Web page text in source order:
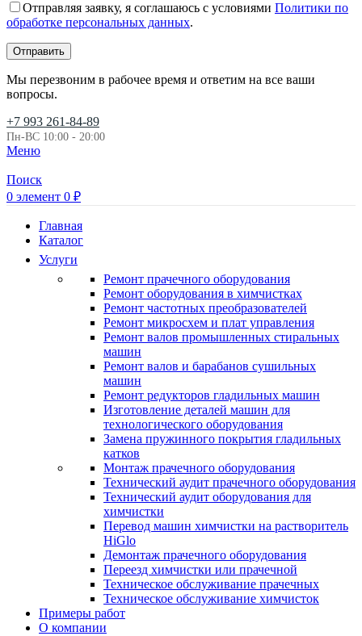
Отправляя заявку, я соглашаюсь с условиями Политики по
обработке персональных данных.
Мы перезвоним в рабочее время и ответим на все ваши
вопросы.
+7 993 261-84-89
Пн-ВС 10:00 - 20:00
Меню
Поиск
0 элемент 0 ₽
Главная
Каталог
Услуги
Ремонт прачечного оборудования
Ремонт оборудования в химчистках
Ремонт частотных преобразователей
Ремонт микросхем и плат управления
Ремонт валов промышленных стиральных
машин
Ремонт валов и барабанов сушильных
машин
Ремонт редукторов гладильных машин
Изготовление деталей машин для
технологического оборудования
Замена пружинного покрытия гладильных
катков
Монтаж прачечного оборудования
Технический аудит прачечного оборудования
Технический аудит оборудования для
химчистки
Перевод машин химчистки на растворитель
HiGlo
Демонтаж прачечного оборудования
Переезд химчистки или прачечной
Техническое обслуживание прачечных
Техническое обслуживание химчисток
Примеры работ
О компании